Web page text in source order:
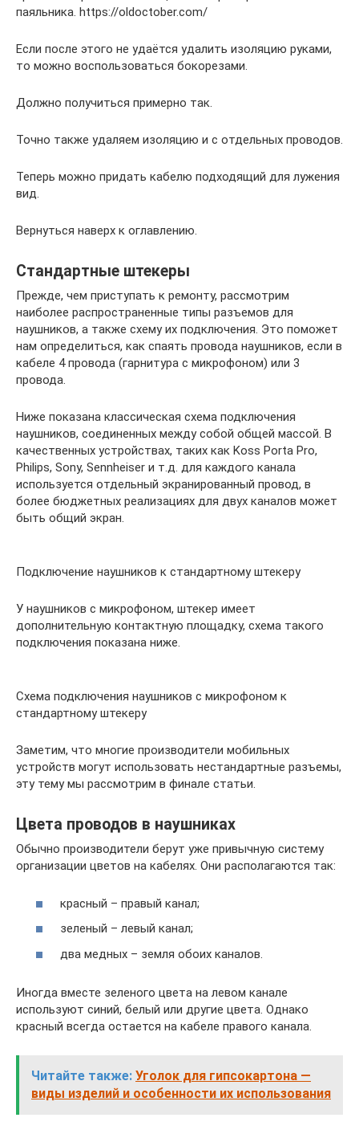
паяльника. https://oldoctober.com/
Если после этого не удаётся удалить изоляцию руками,
то можно воспользоваться бокорезами.
Должно получиться примерно так.
Точно также удаляем изоляцию и с отдельных проводов.
Теперь можно придать кабелю подходящий для лужения
вид.
Вернуться наверх к оглавлению.
Стандартные штекеры
Прежде, чем приступать к ремонту, рассмотрим
наиболее распространенные типы разъемов для
наушников, а также схему их подключения. Это поможет
нам определиться, как спаять провода наушников, если в
кабеле 4 провода (гарнитура с микрофоном) или 3
провода.
Ниже показана классическая схема подключения
наушников, соединенных между собой общей массой. В
качественных устройствах, таких как Koss Porta Pro,
Philips, Sony, Sennheiser и т.д. для каждого канала
используется отдельный экранированный провод, в
более бюджетных реализациях для двух каналов может
быть общий экран.
Подключение наушников к стандартному штекеру
У наушников с микрофоном, штекер имеет
дополнительную контактную площадку, схема такого
подключения показана ниже.
Схема подключения наушников с микрофоном к
стандартному штекеру
Заметим, что многие производители мобильных
устройств могут использовать нестандартные разъемы,
эту тему мы рассмотрим в финале статьи.
Цвета проводов в наушниках
Обычно производители берут уже привычную систему
организации цветов на кабелях. Они располагаются так:
красный – правый канал;
зеленый – левый канал;
два медных – земля обоих каналов.
Иногда вместе зеленого цвета на левом канале
используют синий, белый или другие цвета. Однако
красный всегда остается на кабеле правого канала.
Читайте также: Уголок для гипсокартона —
виды изделий и особенности их использования